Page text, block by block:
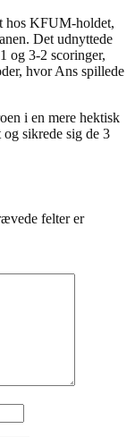
hos KFUM-holdet,
Det udnyttede
og 3-2 scoringer,
hvor Ans spillede
i en mere hektisk
sikrede sig de 3
felter er